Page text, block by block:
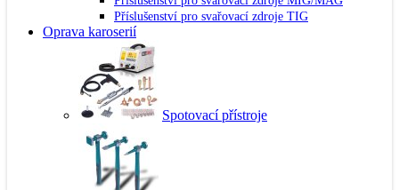
Příslušenství pro svařovací zdroje TIG
Oprava karoserií
Spotovací přístroje